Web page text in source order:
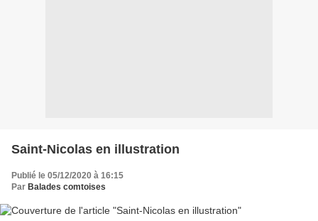
Saint-Nicolas en illustration
Publié le 05/12/2020 à 16:15
Par Balades comtoises